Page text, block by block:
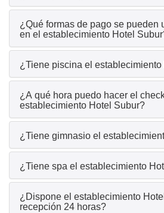
¿Qué formas de pago se pueden
en el establecimiento Hotel
¿Tiene piscina el
¿A qué hora puedo hacer el
establecimiento Hotel Subur?
¿Tiene gimnasio el
¿Tiene spa el establecimiento
¿Dispone el establecimiento
recepción 24 horas?